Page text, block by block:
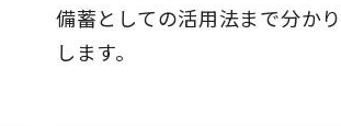
備蓄としての活用法まで分か
します。